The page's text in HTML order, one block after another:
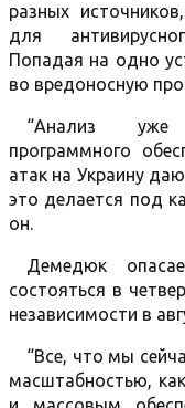
разных
для
Попадая на одно
во вредоносную
“Анализ уже
программного
атак на Украину
это делается под
он.
Демедюк
состояться в
независимости в
“Все, что мы
масштабностью,